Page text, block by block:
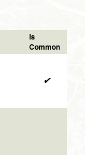
Is
Common
✔